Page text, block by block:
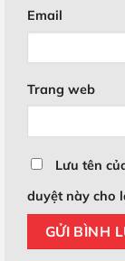
Email
Trang web
Lưu tên
duyệt này cho